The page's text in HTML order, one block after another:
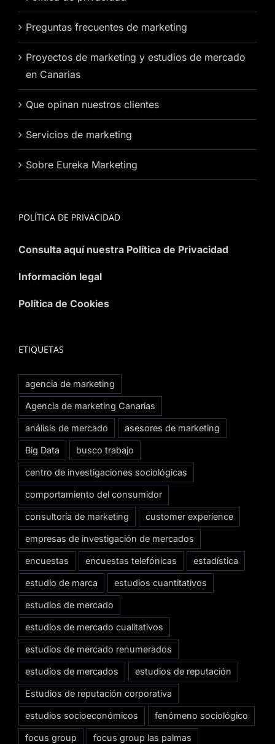
Preguntas frecuentes de marketing
Proyectos de marketing y estudios de mercado
en Canarias
Que opinan nuestros clientes
Servicios de marketing
Sobre Eureka Marketing
POLÍTICA DE PRIVACIDAD
Consulta aquí nuestra Política de Privacidad
Información legal
Política de Cookies
ETIQUETAS
agencia de marketing
Agencia de marketing Canarias
análisis de mercado asesores de marketing
Big Data busco trabajo
centro de investigaciones sociológicas
comportamiento del consumidor
consultoría de marketing customer experience
empresas de investigación de mercados
encuestas encuestas telefónicas estadística
estudio de marca estudios cuantitativos
estudios de mercado
estudios de mercado cualitativos
estudios de mercado renumerados
estudios de mercados estudios de reputación
Estudios de reputación corporativa
estudios socioeconómicos fenómeno sociológico
focus group focus group las palmas